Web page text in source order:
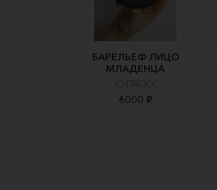
БАРЕЛЬЕФ ЛИЦО
МЛАДЕНЦА
ЮЛЯСКУ
6000 ₽